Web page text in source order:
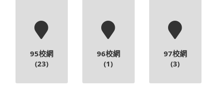
95校網
(23)
96校網
(1)
97校網
(3)